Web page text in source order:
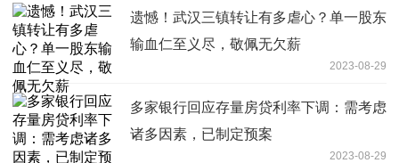
遗憾！武汉三镇转让有多虐心？单一股东
输血仁至义尽，敬佩无欠薪
2023-08-29
多家银行回应存量房贷利率下调：需考虑
诸多因素，已制定预案
2023-08-29